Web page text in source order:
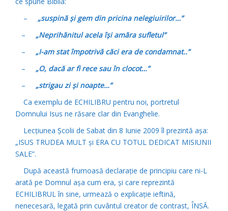
– „suspină şi gem din pricina nelegiuirilor…”
–
„Neprihănitul acela îşi amăra sufletul”
–
„I-am stat împotrivă căci era de condamnat..”
–
„O, dacă ar fi rece sau în clocot…”
–
„strigau zi şi noapte…”
Ca exemplu de ECHILIBRU pentru noi, portretul
Domnului Isus ne răsare clar din Evanghelie.
Lecţiunea Şcolii de Sabat din 8 Iunie 2009 îl prezintă aşa:
„ISUS TRUDEA MULT şi ERA CU TOTUL DEDICAT MISIUNII
SALE”.
După această frumoasă declaraţie de principiu care ni-L
arată pe Domnul aşa cum era, şi care reprezintă
ECHILIBRUL în sine, urmează o explicaţie ieftină,
nenecesară, legată prin cuvântul creator de contrast, ÎNSĂ.